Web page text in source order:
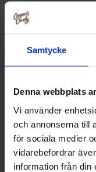
Samtycke
Denna webbplats
Vi använder
och annonserna till
för sociala medier
vidarebefordrar
information från din